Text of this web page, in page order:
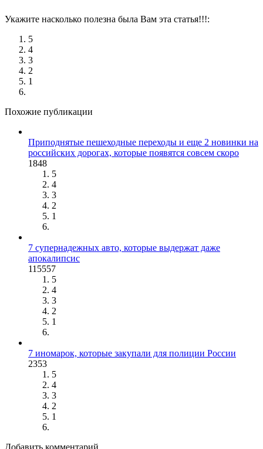
Укажите насколько полезна была Вам эта статья!!!:
5
4
3
2
1
Похожие публикации
Приподнятые пешеходные переходы и еще 2 новинки на
российских дорогах, которые появятся совсем скоро
1848
5
4
3
2
1
7 супернадежных авто, которые выдержат даже
апокалипсис
115557
5
4
3
2
1
7 иномарок, которые закупали для полиции России
2353
5
4
3
2
1